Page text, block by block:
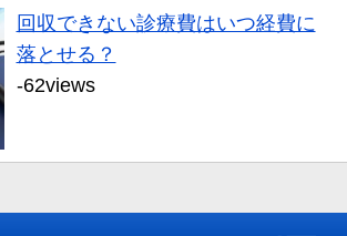
回収できない診療費はいつ経費に
落とせる？
-62views